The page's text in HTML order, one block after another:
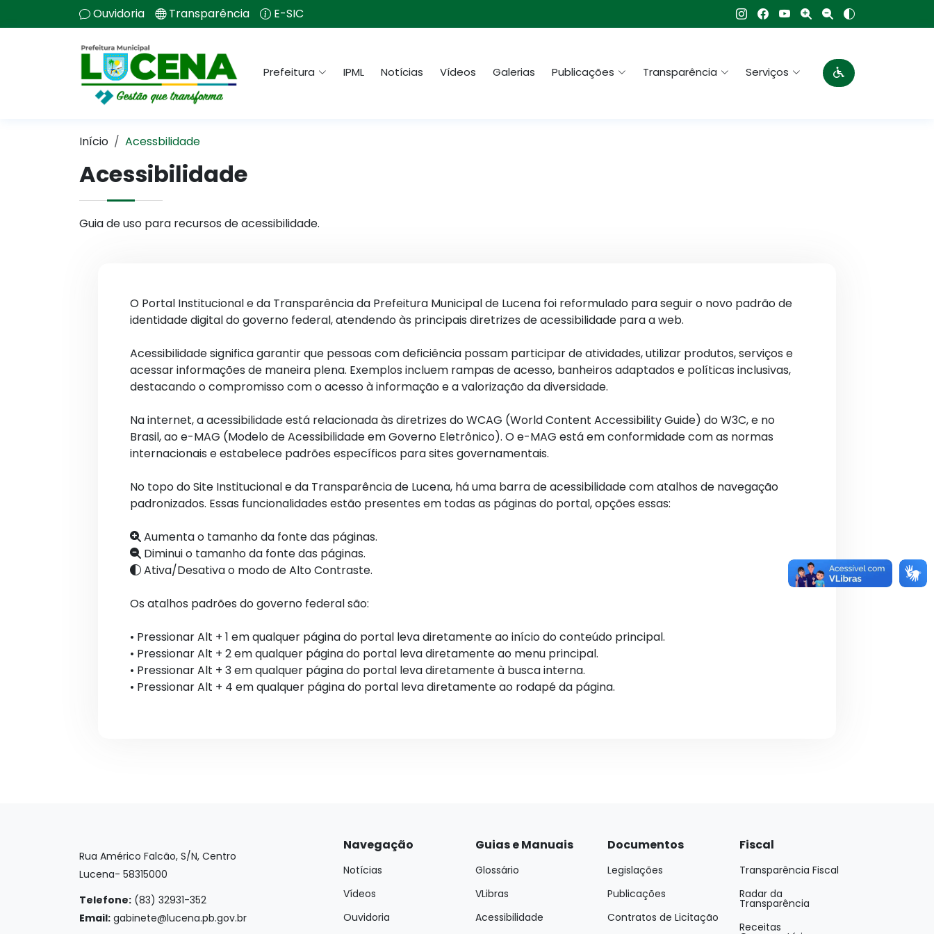
Ouvidoria Transparência E-SIC
Prefeitura IPML Notícias Vídeos Galerias Publicações Transparência Serviços
Início Acessbilidade
Acessibilidade
Guia de uso para recursos de acessibilidade.
O Portal Institucional e da Transparência da Prefeitura Municipal de Lucena foi reformulado para seguir o novo padrão de
identidade digital do governo federal, atendendo às principais diretrizes de acessibilidade para a web.
Acessibilidade significa garantir que pessoas com deficiência possam participar de atividades, utilizar produtos, serviços e
acessar informações de maneira plena. Exemplos incluem rampas de acesso, banheiros adaptados e políticas inclusivas,
destacando o compromisso com o acesso à informação e a valorização da diversidade.
Na internet, a acessibilidade está relacionada às diretrizes do WCAG (World Content Accessibility Guide) do W3C, e no
Brasil, ao e-MAG (Modelo de Acessibilidade em Governo Eletrônico). O e-MAG está em conformidade com as normas
internacionais e estabelece padrões específicos para sites governamentais.
No topo do Site Institucional e da Transparência de Lucena, há uma barra de acessibilidade com atalhos de navegação
padronizados. Essas funcionalidades estão presentes em todas as páginas do portal, opções essas:
Aumenta o tamanho da fonte das páginas.
Diminui o tamanho da fonte das páginas.
Ativa/Desativa o modo de Alto Contraste.
Os atalhos padrões do governo federal são:
• Pressionar Alt + 1 em qualquer página do portal leva diretamente ao início do conteúdo principal.
• Pressionar Alt + 2 em qualquer página do portal leva diretamente ao menu principal.
• Pressionar Alt + 3 em qualquer página do portal leva diretamente à busca interna.
• Pressionar Alt + 4 em qualquer página do portal leva diretamente ao rodapé da página.
Rua Américo Falcão, S/N, Centro
Lucena- 58315000
Telefone: (83) 32931-352
Email: gabinete@lucena.pb.gov.br
Navegação
Notícias
Vídeos
Ouvidoria
Guias e Manuais
Glossário
VLibras
Acessibilidade
Documentos
Legislações
Publicações
Contratos de Licitação
Fiscal
Transparência Fiscal
Radar da
Transparência
Receitas